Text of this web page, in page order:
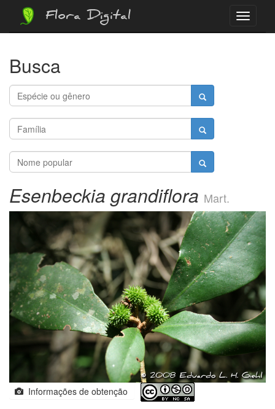
Menu
Flora Digital
Busca
Esenbeckia grandiflora Mart.
Informações de obtenção